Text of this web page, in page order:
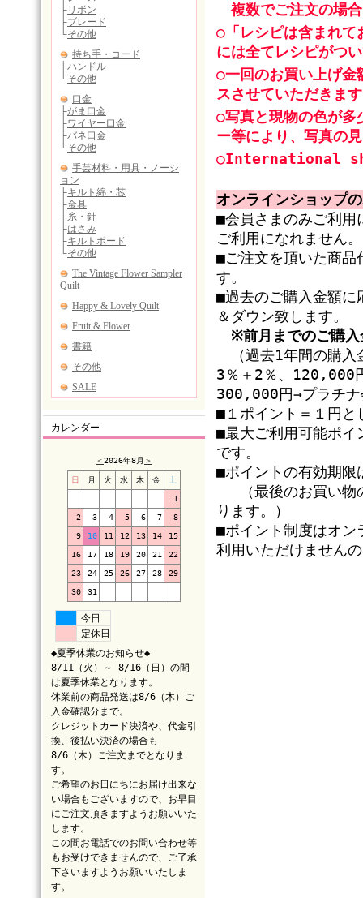
カレンダー
＜2026年8月 ＞
日 月 火 水 木 金 土
1
2 3 4 5 6 7 8
9 10 11 12 13 14 15
16 17 18 19 20 21 22
23 24 25 26 27 28 29
30 31
今日
定休日
◆夏季休業のお知らせ◆
8/11（火）～ 8/16（日）の間
は夏季休業となります。
休業前の商品発送は8/6（木）ご
入金確認分まで。
クレジットカード決済や、代金引
換、後払い決済の場合も
8/6（木）ご注文までとなりま
す。
ご希望のお日にちにお届け出来な
い場合もございますので、お早目
にご注文頂きますようお願いいた
します。
この間お電話でのお問い合わせ等
もお受けできませんので、ご了承
下さいますようお願いいたしま
す。
複数でご注文の場
○「レシピは含まれて
には全てレシピがつ
○一回のお買い上げ
スさせていただきま
○写真と現物の色が多
ー等により、写真の
○International
オンラインショップ
■会員さまのみご利用
ご利用になれません。
■ご注文を頂いた商品
す。
■過去のご購入金額に
＆ダウン致します。
※前月までのご購
（過去1年間の購入
3％＋2％、120,000
300,000円→プラチナ
■１ポイント＝１円と
■最大ご利用可能ポイ
です。
■ポイントの有効期限
（最後のお買い物
ります。）
■ポイント制度はオ
利用いただけません